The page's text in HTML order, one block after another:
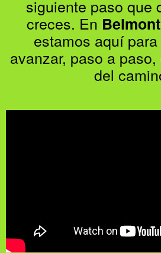
siguiente paso que
creces. En
estamos aquí
avanzar, paso a
del